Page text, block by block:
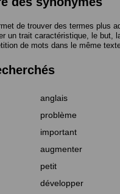
de trouver des termes plus
un trait caractéristique, le
de mots dans le même
anglais
problème
important
augmenter
petit
développer